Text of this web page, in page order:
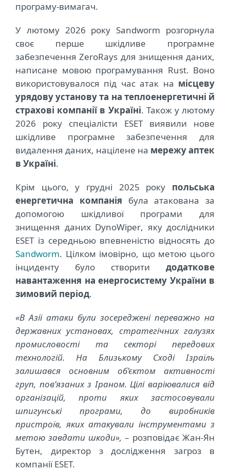
програму-вимагач.
У лютому 2026 року Sandworm розгорнула
своє перше шкідливе програмне
забезпечення ZeroRays для знищення даних,
написане мовою програмування Rust. Воно
використовувалося під час атак на місцеву
урядову установу та на теплоенергетичні й
страхові компанії в Україні. Також у лютому
2026 року спеціалісти ESET виявили нове
шкідливе програмне забезпечення для
видалення даних, націлене на мережу аптек
в Україні.
Крім цього, у грудні 2025 року польська
енергетична компанія була атакована за
допомогою шкідливої програми для
знищення даних DynoWiper, яку дослідники
ESET із середньою впевненістю відносять до
Sandworm. Цілком імовірно, що метою цього
інциденту було створити додаткове
навантаження на енергосистему України в
зимовий період.
«В Азії атаки були зосереджені переважно на
державних установах, стратегічних галузях
промисловості та секторі передових
технологій. На Близькому Сході Ізраїль
залишався основним об’єктом активності
груп, пов’язаних з Іраном. Цілі варіювалися від
організацій, проти яких застосовували
шпигунськіпрограми, до виробників
пристроїв, яких атакували інструментами з
метою завдати шкоди», – розповідає Жан-Ян
Бутен, директор з дослідження загроз в
компанії ESET.